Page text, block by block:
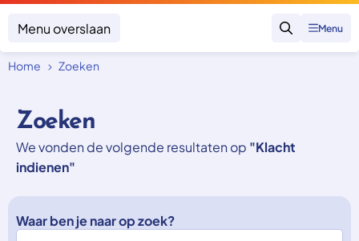
Menu overslaan
Zoeken
Menu
Onderwerpen
Zorgverzekering afsluiten
Zorgverzekering betalen
Nieuw in Nederland
Geen zorgverzekering
Focus en impact
Home Zoeken
Zoeken
We vonden de volgende resultaten op "Klacht
indienen"
Waar ben je naar op zoek?